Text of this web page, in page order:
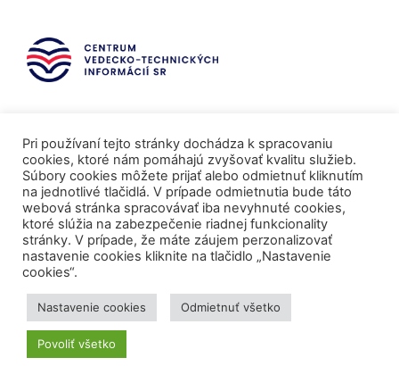
Mediálni partneri
Pri používaní tejto stránky dochádza k spracovaniu
cookies, ktoré nám pomáhajú zvyšovať kvalitu služieb.
Súbory cookies môžete prijať alebo odmietnuť kliknutím
na jednotlivé tlačidlá. V prípade odmietnutia bude táto
webová stránka spracovávať iba nevyhnuté cookies,
ktoré slúžia na zabezpečenie riadnej funkcionality
stránky. V prípade, že máte záujem perzonalizovať
nastavenie cookies kliknite na tlačidlo „Nastavenie
cookies“.
Nastavenie cookies Odmietnuť všetko
Povoliť všetko